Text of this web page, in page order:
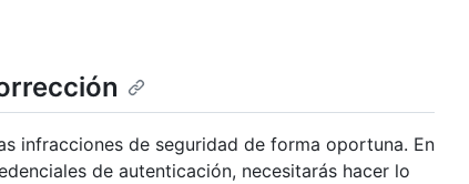
infracciones de seguridad de forma oportuna. En
de autenticación, necesitarás hacer lo